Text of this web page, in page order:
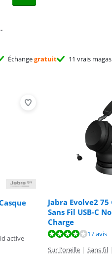
Échangegratuit 11 vrais
active
Jabra Evolve2
Sans Fil USB-C
Charge
17 avis
Sur l'oreille | Sans fil |